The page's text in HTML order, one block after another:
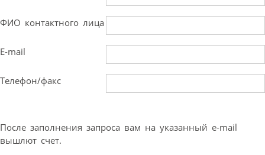
ФИО контактного лица
E-mail
Телефон/факс
После заполнения запроса вам на указанный e-mail
вышлют счет.